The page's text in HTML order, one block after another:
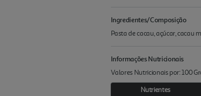
Ingredientes/Composição
Pasta de cacau, açúcar, cacau
Informações Nutricionais
Valores Nutricionais por: 100
Nutrientes